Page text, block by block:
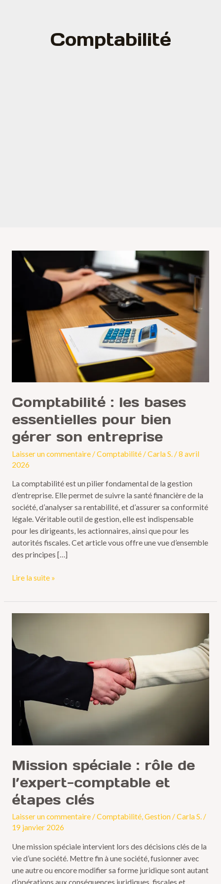
Comptabilité
Comptabilité : les bases
essentielles pour bien
gérer son entreprise
Laisser un commentaire /Comptabilité/Carla S. /8 avril
2026
La comptabilité est un pilier fondamental de la gestion
d’entreprise. Elle permet de suivre la santé financière de la
société, d’analyser sa rentabilité, et d’assurer sa conformité
légale. Véritable outil de gestion, elle est indispensable
pour les dirigeants, les actionnaires, ainsi que pour les
autorités fiscales. Cet article vous offre une vue d’ensemble
des principes […]
Comptabilité
pour
gérer
entreprise
Lire la suite »
Mission spéciale : rôle de
l’expert-comptable et
étapes clés
Laisser un commentaire /Comptabilité,Gestion/Carla S. /
19 janvier 2026
Une mission spéciale intervient lors des décisions clés de la
vie d’une société. Mettre fin à une société, fusionner avec
une autre ou encore modifier sa forme juridique sont autant
d’opérations aux conséquences juridiques, fiscales et
:
rôle
étapes
clés